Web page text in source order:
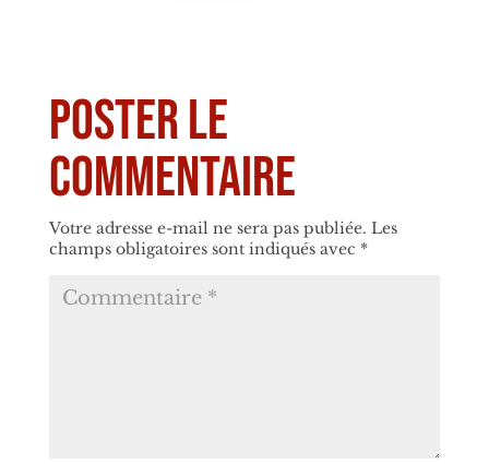
Poster le
commentaire
Votre adresse e-mail ne sera pas publiée. Les
champs obligatoires sont indiqués avec *